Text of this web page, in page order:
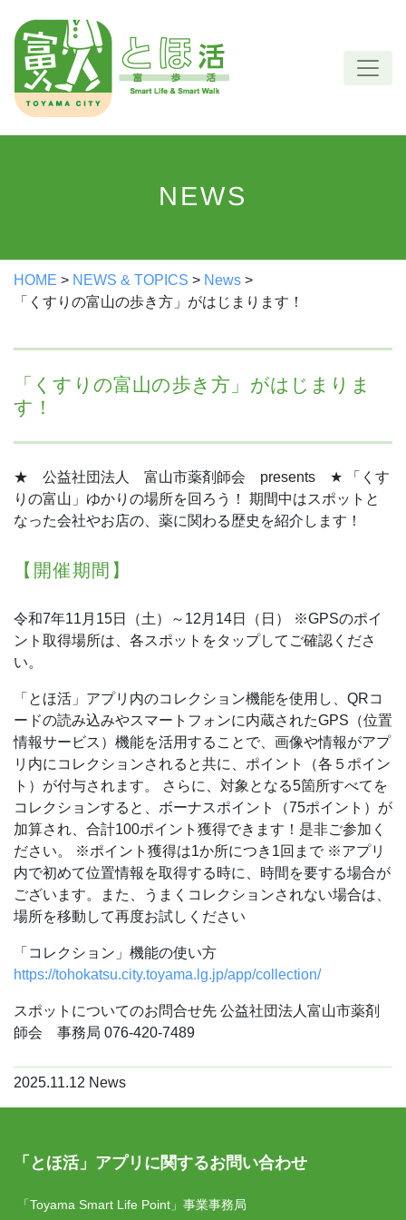
content
NEWS
HOME > NEWS & TOPICS > News >
「くすりの富山の歩き方」がはじまります！
「くすりの富山の歩き方」がはじまりま
す！
★ 公益社団法人 富山市薬剤師会 presents ★ 「くす
りの富山」ゆかりの場所を回ろう！
期間中はスポットと
なった会社やお店の、薬に関わる歴史を紹介します！
【開催期間】
令和7年11月15日（土）～12月14日（日）
※GPSのポイ
ント取得場所は、各スポットをタップしてご確認くださ
い。
「とほ活」アプリ内のコレクション機能を使用し、QRコ
ードの読み込みやスマートフォンに内蔵されたGPS（位置
情報サービス）機能を活用することで、画像や情報がアプ
リ内にコレクションされると共に、ポイント（各５ポイン
ト）が付与されます。
さらに、対象となる5箇所すべてを
コレクションすると、ボーナスポイント（75ポイント）が
加算され、合計100ポイント獲得できます！是非ご参加く
ださい。
※ポイント獲得は1か所につき1回まで ※アプリ
内で初めて位置情報を取得する時に、時間を要する場合が
ございます。また、うまくコレクションされない場合は、
場所を移動して再度お試しください
「コレクション」機能の使い方
https://tohokatsu.city.toyama.lg.jp/app/collection/
スポットについてのお問合せ先 公益社団法人富山市薬剤
師会 事務局 076-420-7489
2025.11.12 News
「とほ活」アプリに関するお問い合わせ
「Toyama Smart Life Point」事業事務局